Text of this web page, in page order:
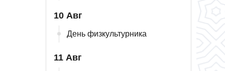
10 Авг
День физкультурника
11 Авг